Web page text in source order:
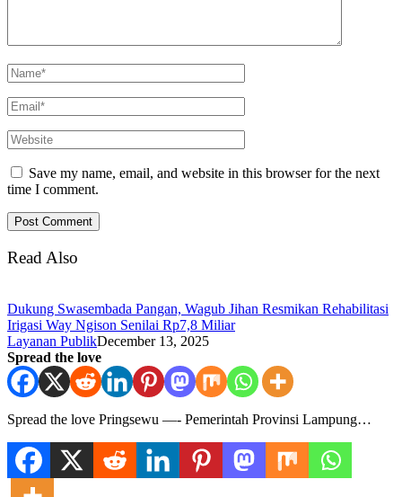
Save my name, email, and website in this browser for the next
time I comment.
Read Also
Dukung Swasembada Pangan, Wagub Jihan Resmikan Rehabilitasi
Irigasi Way Ngison Senilai Rp7,8 Miliar
Layanan PublikDecember 13, 2025
Spread the love
Spread the love Pringsewu —- Pemerintah Provinsi Lampung…